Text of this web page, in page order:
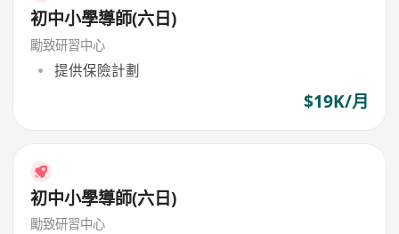
初中小學導師(六日)
勵致研習中心
提供保險計劃
$19K/月
初中小學導師(六日)
勵致研習中心